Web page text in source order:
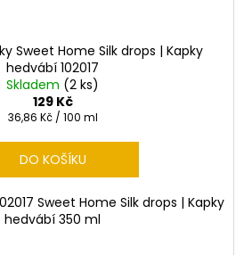
Sweet Home Silk drops | Kapky
hedvábí 102017
Skladem (2 ks)
129 Kč
Měrná
36,86 Kč / 100 ml
DO KOŠÍKU
Sweet Home Silk drops | Kapky
hedvábí 350 ml